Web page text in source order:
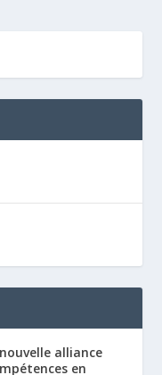
alliance
en